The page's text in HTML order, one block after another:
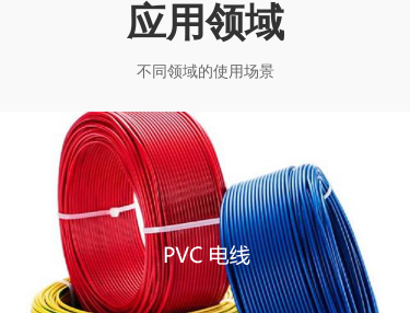
应用领域
不同领域的使用场景